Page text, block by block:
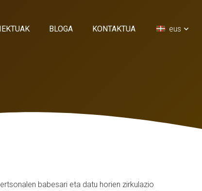
BLOGA KONTAKTUA eus
babesari eta datu horien zirkulazio